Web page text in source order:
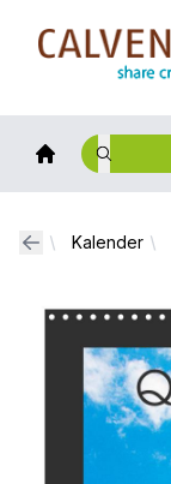
Calvendo
Kalender